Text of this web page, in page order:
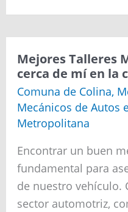
Mejores Talleres
cerca de mí en la
Comuna de Colina,
Mecánicos de Autos
Metropolitana
Encontrar un buen
fundamental para
de nuestro vehículo.
sector automotriz,
Mejores
Talleres
Mecánicos
de
autos
cerca
de
mí
en
la
comuna
de
Colina